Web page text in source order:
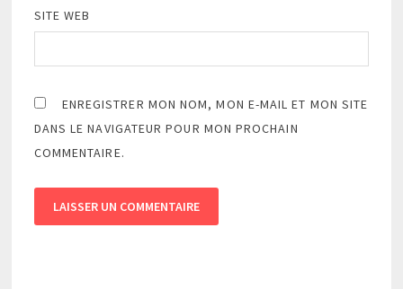
SITE WEB
ENREGISTRER MON NOM, MON E-MAIL ET MON SITE
DANS LE NAVIGATEUR POUR MON PROCHAIN
COMMENTAIRE.